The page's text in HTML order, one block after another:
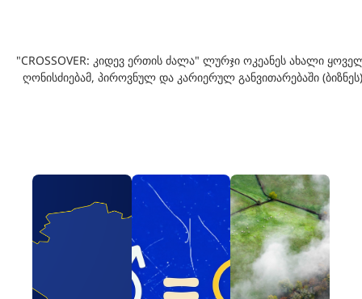
"CROSSOVER: კიდევ ერთის ძალა" ლურჯი ოკეანეს ახალი
ღონისძიებამ, პიროვნულ და კარიერულ განვითარებაში